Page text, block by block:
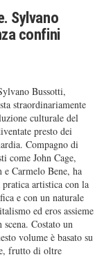
Sylvano
confini
Bussotti,
straordinariamente
culturale del
presto dei
Compagno di
come John Cage,
Carmelo Bene, ha
artistica con la
e con un naturale
ed eros assieme
Costato un
volume è basato su
frutto di oltre